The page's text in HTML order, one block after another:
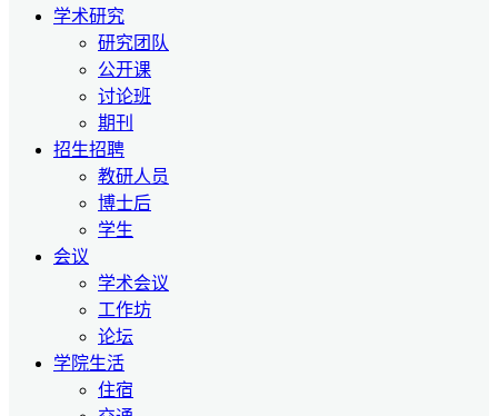
学术研究
研究团队
公开课
讨论班
期刊
招生招聘
教研人员
博士后
学生
会议
学术会议
工作坊
论坛
学院生活
住宿